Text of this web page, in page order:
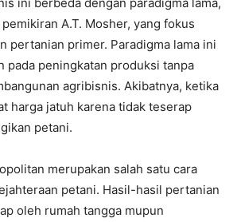
A.T. Mosher, yang fokus
pertanian primer. Paradigma lama ini
pada peningkatan produksi tanpa
agribisnis. Akibatnya, ketika
harga jatuh karena tidak teserap
petani.
merupakan salah satu cara
petani. Hasil-hasil pertanian
oleh rumah tangga mupun